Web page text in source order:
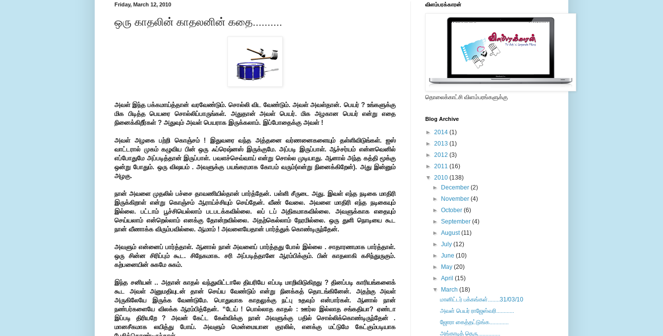
Friday, March 12, 2010
ஒரு காதலின் காதலனின் கதை..........
அவள் இந்த பக்கமாய்த்தான் வரவேண்டும். சொல்லி விட வேண்டும். அவள் அவள்தான். பெயர் ? உங்களுக்கு
மிக பிடித்த பெயரை சொல்லிப்பாருங்கள். அதுதான் அவள் பெயர். மிக அழகான பெயர் என்று எதை
நினைக்கிறீர்கள் ? அதுவும் அவள் பெயராக இருக்கலாம். இப்போதைக்கு அவள் !
அவள் அழகை பற்றி கொஞ்சம் ! இதுவரை வந்த அத்தனை வர்ணனைகளையும் தள்ளிவிடுங்கள். ஐஸ்
வாட்டரால் முகம் கழுவிய பின் ஒரு ஃப்ரெஷ்னஸ் இருக்குமே. அப்படி இருப்பாள். ஆச்சர்யம் என்னவெனில்
எப்போதுமே அப்படித்தான் இருப்பாள். பவளச்செவ்வாய் என்று சொல்ல முடியாது. ஆனால் அந்த கத்தி மூக்கு
ஒன்று போதும். ஒரு விஷயம் . அவளுக்கு பயங்கரமாக கோபம் வரும்(என்று நினைக்கிறேன்). அது இன்னும்
அழகு.
நான் அவளை முதலில் பச்சை தாவணியில்தான் பார்த்தேன். பள்ளி சீருடை அது. இவள் எந்த நடிகை மாதிரி
இருக்கிறாள் என்று கொஞ்சம் ஆராய்ச்சியும் செய்தேன். வீண் வேலை. அவளை மாதிரி எந்த நடிகையும்
இல்லை. பட்டாம் பூச்சியெல்லாம் படபடக்கவில்லை. லப் டப் அதிகமாகவில்லை. அவளுக்காக எதையும்
செய்யலாம் என்றெல்லாம் எனக்கு தோன்றவில்லை. அதற்கெல்லாம் நேரமில்லை. ஒரு துளி நொடியை கூட
நான் வீணாக்க விரும்பவில்லை. ஆமாம் ! அவளையேதான் பார்த்துக் கொண்டிருந்தேன்.
அவளும் என்னைப் பார்த்தாள். ஆனால் நான் அவளைப் பார்த்தது போல் இல்லை . சாதாரணமாக பார்த்தாள்.
ஒரு சின்ன சிரிப்பும் கூட. சிநேகமாக. சரி அப்படித்தானே ஆரம்பிக்கும். பின் காதலாகி கசிந்துருகும்.
கற்பனையின் சுகமே சுகம்.
இந்த சனியன் .. அதான் காதல் வந்துவிட்டாலே தியரியே எப்படி மாறிவிடுகிறது ? தினப்படி காரியங்களைக்
கூட அவள் அனுமதியுடன் தான் செய்ய வேண்டும் என்று நினக்கத் தொடங்கினேன். அதற்கு அவள்
அருகிலேயே இருக்க வேண்டுமே. பொதுவாக காதலுக்கு நட்பு உதவும் என்பார்கள். ஆனால் நான்
நண்பர்களையே விலக்க ஆரம்பித்தேன். “டேய் ! பொல்லாத காதல் : ஊர்ல இல்லாத சங்கதியா? ஏண்டா
இப்படி திரியறே ? அவன் கேட்ட கேள்விக்கு நான் அவளுக்கு பதில் சொல்லிக்கொண்டிருந்தேன் .
மானசீகமாக லயித்து போய். அவளும் மென்மையான குரலில், எனக்கு மட்டுமே கேட்கும்படியாக
விளம்பரக்காரன்
தொலைக்காட்சி விளம்பரங்களுக்கு
Blog Archive
► 2014 (1)
► 2013 (1)
► 2012 (3)
► 2011 (16)
▼ 2010 (138)
►
December(2)
►
November(4)
►October(6)
►September(4)
►August(11)
►July(12)
►June(10)
►
May(20)
►April(15)
▼
March(18)
மானிட்டர் பக்கங்கள்........31/03/10
அவள் பெயர் ராஜேஸ்வரி............
ஜோரா கைத்தட்டுங்க.............
அங்காடித் தெரு...............